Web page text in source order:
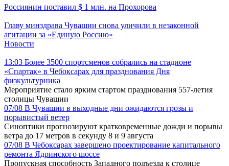
Россиянин поставил $ 1 млн. на Прохорова
Главу минздрава Чувашии снова уличили в незаконной
агитации за «Единую Россию»
Новости
13:03 Более 3500 спортсменов собрались на стадионе
«Спартак» в Чебоксарах для празднования Дня
физкультурника
Мероприятие стало ярким стартом празднования 557-летия
столицы Чувашии
07/08 В Чувашии в выходные дни ожидаются грозы и
порывистый ветер
Синоптики прогнозируют кратковременные дожди и порывы
ветра до 17 метров в секунду 8 и 9 августа
07/08 В Чебоксарах завершено проектирование капитального
ремонта Ядринского шоссе
Пропускная способность Западного подъезда к столице